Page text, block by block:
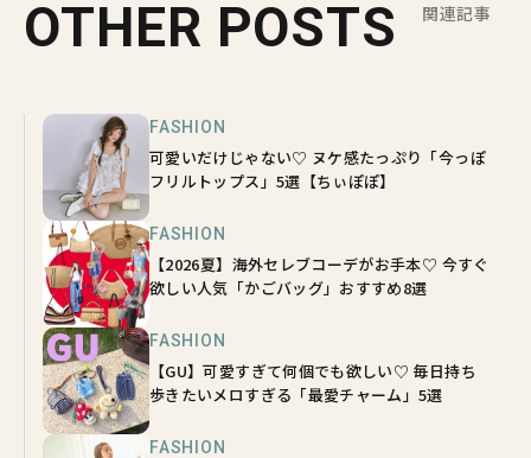
OTHER POSTS 関連記事
FASHION
可愛いだけじゃない♡ ヌケ感たっぷり「今っぽ
フリルトップス」5選【ちぃぽぽ】
FASHION
【2026夏】海外セレブコーデがお手本♡ 今すぐ
欲しい人気「かごバッグ」おすすめ8選
FASHION
【GU】可愛すぎて何個でも欲しい♡ 毎日持ち
歩きたいメロすぎる「最愛チャーム」5選
FASHION